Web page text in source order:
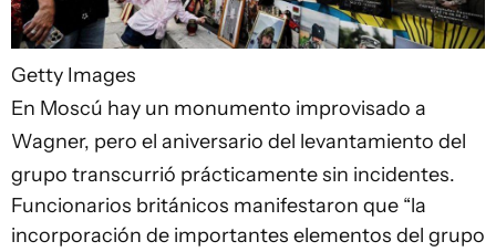
Getty Images
En Moscú hay un monumento improvisado a
Wagner, pero el aniversario del levantamiento del
grupo transcurrió prácticamente sin incidentes.
Funcionarios británicos manifestaron que “la
incorporación de importantes elementos del grupo